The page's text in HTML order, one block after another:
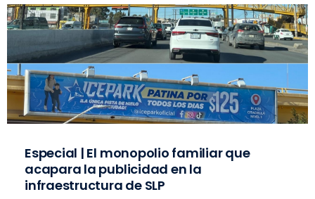
Especial | El monopolio familiar que
acapara la publicidad en la
infraestructura de SLP